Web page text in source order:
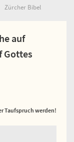
Zürcher Bibel
auf
Gottes
Taufspruch werden!